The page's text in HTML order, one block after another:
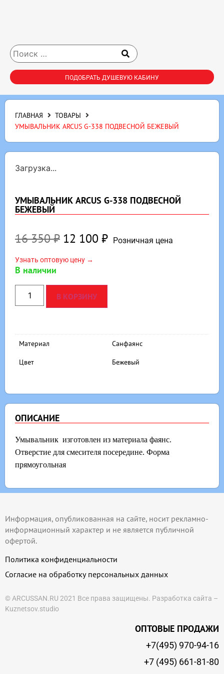
ПОДОБРАТЬ ДУШЕВУЮ КАБИНУ
ГЛАВНАЯ
ТОВАРЫ
УМЫВАЛЬНИК ARCUS G-338 ПОДВЕСНОЙ БЕЖЕВЫЙ
Загрузка...
УМЫВАЛЬНИК ARCUS G-338 ПОДВЕСНОЙ
БЕЖЕВЫЙ
16 350₽ 12 100 ₽ Розничная цена
Узнать оптовую цену →
В наличии
В КОРЗИНУ
Материал Санфаянс
Цвет Бежевый
ОПИСАНИЕ
Умывальник изготовлен из материала фаянс.
Отверстие для смесителя посередине. Форма
прямоугольная
Информация, опубликованная на сайте, носит рекламно-
информационный характер и не является публичной
офертой.
Политика конфиденциальности
Согласие на обработку персональных данных
© ARCUSSAN.RU 2021 Все права защищены. Разработка сайта –
Kuznetsov.studio
ОПТОВЫЕ ПРОДАЖИ
+7(495) 970-94-16
+7 (495) 661-81-80